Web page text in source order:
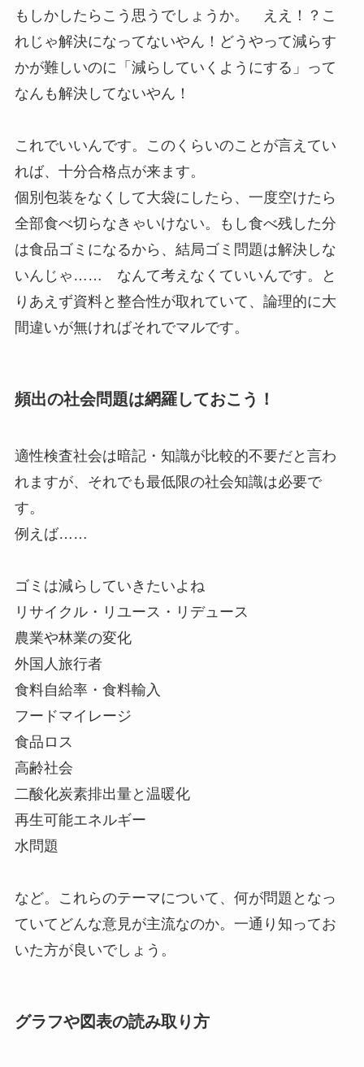
もしかしたらこう思うでしょうか。 ええ！？こ
れじゃ解決になってないやん！どうやって減らす
かが難しいのに「減らしていくようにする」って
なんも解決してないやん！
これでいいんです。このくらいのことが言えてい
れば、十分合格点が来ます。
個別包装をなくして大袋にしたら、一度空けたら
全部食べ切らなきゃいけない。もし食べ残した分
は食品ゴミになるから、結局ゴミ問題は解決しな
いんじゃ…… なんて考えなくていいんです。と
りあえず資料と整合性が取れていて、論理的に大
間違いが無ければそれでマルです。
頻出の社会問題は網羅しておこう！
適性検査社会は暗記・知識が比較的不要だと言わ
れますが、それでも最低限の社会知識は必要で
す。
例えば……
ゴミは減らしていきたいよね
リサイクル・リユース・リデュース
農業や林業の変化
外国人旅行者
食料自給率・食料輸入
フードマイレージ
食品ロス
高齢社会
二酸化炭素排出量と温暖化
再生可能エネルギー
水問題
など。これらのテーマについて、何が問題となっ
ていてどんな意見が主流なのか。一通り知ってお
いた方が良いでしょう。
グラフや図表の読み取り方